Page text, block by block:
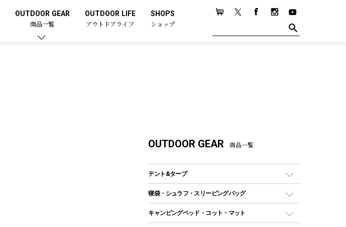
OUTDOOR GEAR
商品一覧
OUTDOOR LIFE
アウトドアライフ
SHOPS
ショップ
OUTDOOR GEAR 商品一覧
テント&タープ
テント
ツールームテント
寝袋・シュラフ・スリーピングバッグ
レクタングラー型（封筒型）シュラフ
キャンピングベッド・コット・マット